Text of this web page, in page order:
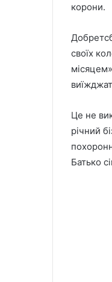
корони.
своїх
Це не
річний
Батько